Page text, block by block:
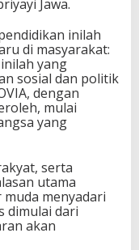
Jawa.
inilah
di masyarakat:
yang
sosial dan politik
dengan
mulai
yang
serta
utama
menyadari
dimulai dari
akan